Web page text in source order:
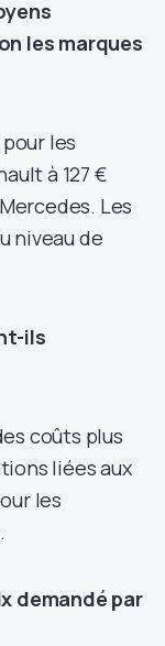
les marques
les
à 127 €
Les
niveau de
ils
coûts plus
liées aux
les
demandé par